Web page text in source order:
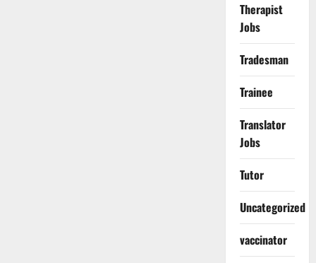
Therapist
Jobs
Tradesman
Trainee
Translator
Jobs
Tutor
Uncategorized
vaccinator